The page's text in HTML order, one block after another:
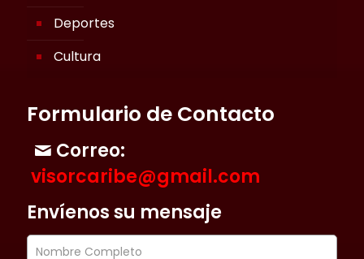
Deportes
Cultura
Formulario de Contacto
Correo:
visorcaribe@gmail.com
Envíenos su mensaje